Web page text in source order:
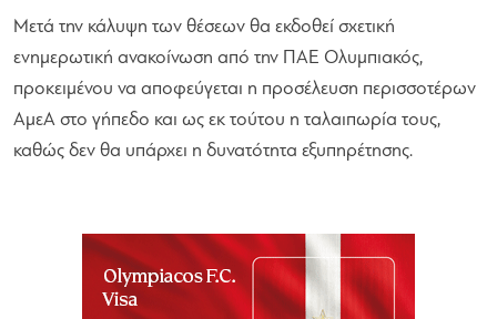
Μετά την κάλυψη των θέσεων θα εκδοθεί σχετική
ενημερωτική ανακοίνωση από την ΠΑΕ Ολυμπιακός,
προκειμένου να αποφεύγεται η προσέλευση περισσοτέρων
ΑμεΑ στο γήπεδο και ως εκ τούτου η ταλαιπωρία τους,
καθώς δεν θα υπάρχει η δυνατότητα εξυπηρέτησης.